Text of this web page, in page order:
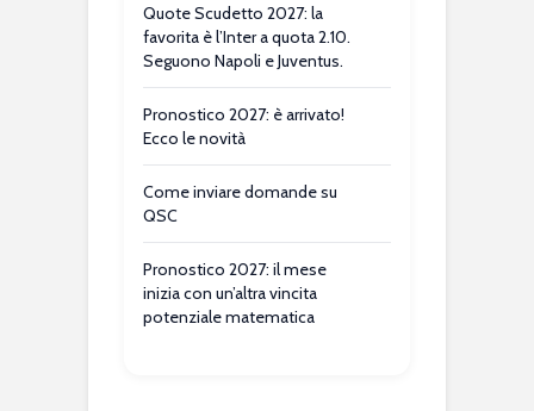
Quote Scudetto 2027: la
favorita è l’Inter a quota 2.10.
Seguono Napoli e Juventus.
Pronostico 2027: è arrivato!
Ecco le novità
Come inviare domande su
QSC
Pronostico 2027: il mese
inizia con un’altra vincita
potenziale matematica